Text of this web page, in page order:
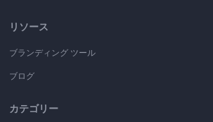
リソース
ブランディング ツール
ブログ
カテゴリー